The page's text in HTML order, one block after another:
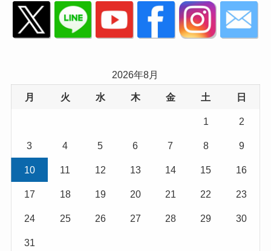
2026年8月
月 火 水 木 金 土 日
1 2
3 4 5 6 7 8 9
10 11 12 13 14 15 16
17 18 19 20 21 22 23
24 25 26 27 28 29 30
31